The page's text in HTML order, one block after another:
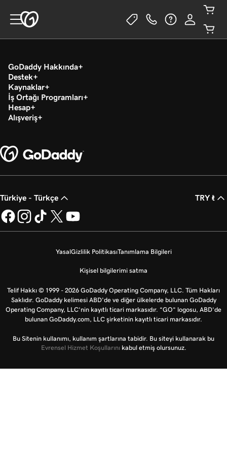
GoDaddy Hakkında
Destek
Kaynaklar
İş Ortağı Programları
Hesap
Alışveriş
Türkiye - Türkçe TRY ₺
YasalGizlilik PolitikasıTanımlama Bilgileri
Kişisel bilgilerimi satma
Telif Hakkı © 1999 - 2026 GoDaddy Operating Company, LLC. Tüm Hakları
Saklıdır. GoDaddy kelimesi ABD'de ve diğer ülkelerde bulunan GoDaddy
Operating Company, LLC’nin kayıtlı ticari markasıdır. “GO” logosu, ABD’de
bulunan GoDaddy.com, LLC şirketinin kayıtlı ticari markasıdır.
Bu Sitenin kullanımı, kullanım şartlarına tabidir. Bu siteyi kullanarak bu
Evrensel Hizmet Koşullarını kabul etmiş olursunuz.